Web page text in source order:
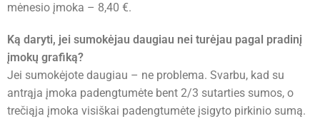
mėnesio įmoka – 8,40 €.
Ką daryti, jei sumokėjau daugiau nei turėjau pagal pradinį
įmokų grafiką?
Jei sumokėjote daugiau – ne problema. Svarbu, kad su
antrąja įmoka padengtumėte bent 2/3 sutarties sumos, o
trečiąja įmoka visiškai padengtumėte įsigyto pirkinio sumą.